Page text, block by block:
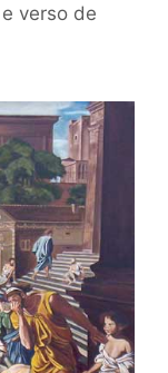
verso de